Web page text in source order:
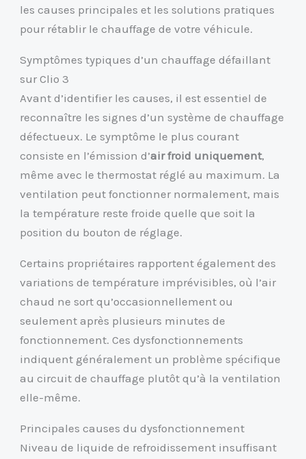
les causes principales et les solutions pratiques
pour rétablir le chauffage de votre véhicule.
Symptômes typiques d’un chauffage défaillant
sur Clio 3
Avant d’identifier les causes, il est essentiel de
reconnaître les signes d’un système de chauffage
défectueux. Le symptôme le plus courant
consiste en l’émission d’air froid uniquement,
même avec le thermostat réglé au maximum. La
ventilation peut fonctionner normalement, mais
la température reste froide quelle que soit la
position du bouton de réglage.
Certains propriétaires rapportent également des
variations de température imprévisibles, où l’air
chaud ne sort qu’occasionnellement ou
seulement après plusieurs minutes de
fonctionnement. Ces dysfonctionnements
indiquent généralement un problème spécifique
au circuit de chauffage plutôt qu’à la ventilation
elle-même.
Principales causes du dysfonctionnement
Niveau de liquide de refroidissement insuffisant